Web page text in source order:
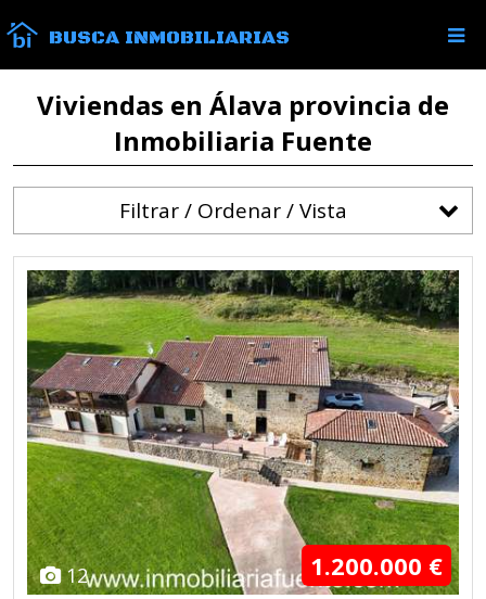
BUSCA INMOBILIARIAS
Viviendas en Álava provincia de
Inmobiliaria Fuente
Filtrar / Ordenar / Vista
12 1.200.000 €